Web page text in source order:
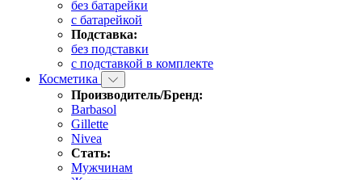
без батарейки
с батарейкой
Подставка:
без подставки
с подставкой в комплекте
Косметика
Производитель/Бренд:
Barbasol
Gillette
Nivea
Стать:
Мужчинам